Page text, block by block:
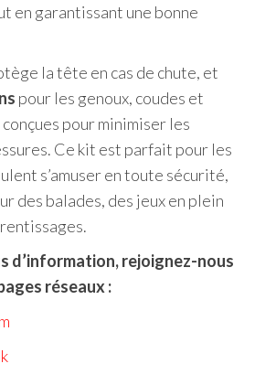
en garantissant une bonne
la tête en cas de chute, et
pour les genoux, coudes et
pour minimiser les
Ce kit est parfait pour les
s’amuser en toute sécurité,
des balades, des jeux en plein
d’information, rejoignez-nous
réseaux :